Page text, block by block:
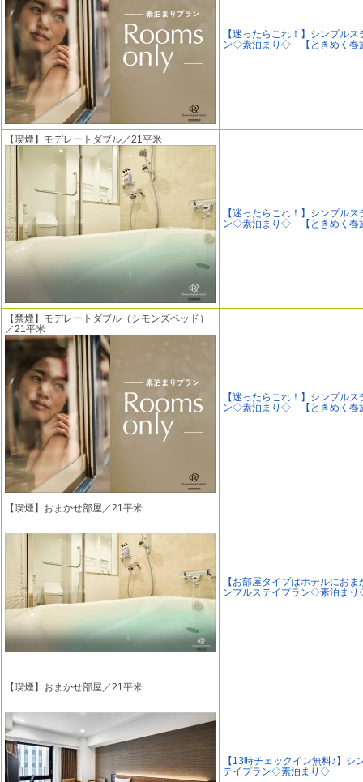
【迷ったらこれ！】シンプルス
ン◇素泊まり◇ 【ときめく春
【喫煙】モデレートダブル／21平米
【迷ったらこれ！】シンプルス
ン◇素泊まり◇ 【ときめく春
【禁煙】モデレートダブル（シモンズベッド）
／21平米
【迷ったらこれ！】シンプルス
ン◇素泊まり◇ 【ときめく春
【喫煙】おまかせ部屋／21平米
【お部屋タイプはホテルにおま
ンプルステイプラン◇素泊ま
【喫煙】おまかせ部屋／21平米
【13時チェックイン無料♪】シ
テイプラン◇素泊まり◇